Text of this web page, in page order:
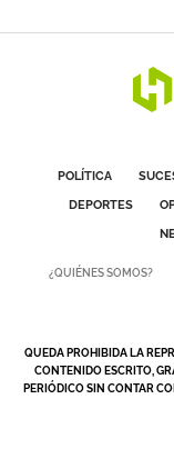
POLÍTICA
DEPORTES
¿QUIÉNES SOMOS?
QUEDA PROHIBIDA LA
CONTENIDO ESCRITO,
PERIÓDICO SIN CONTAR